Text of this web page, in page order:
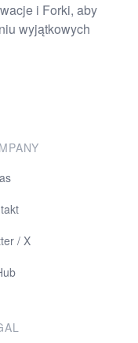
i Forki, aby
wyjątkowych
/ X